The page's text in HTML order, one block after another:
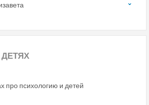
ДЕТЯХ
про психологию и детей